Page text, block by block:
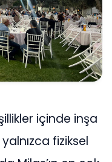
içinde inşa
fiziksel